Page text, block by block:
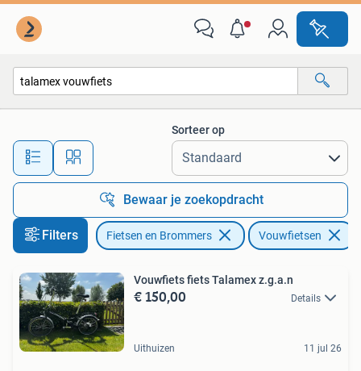
Alle afstanden…
Sorteer op
Bewaar je zoekopdracht
Filters Fietsen en Brommers Vouwfietsen
Vouwfiets fiets Talamex z.g.a.n
€ 150,00 Details
Uithuizen 11 jul 26